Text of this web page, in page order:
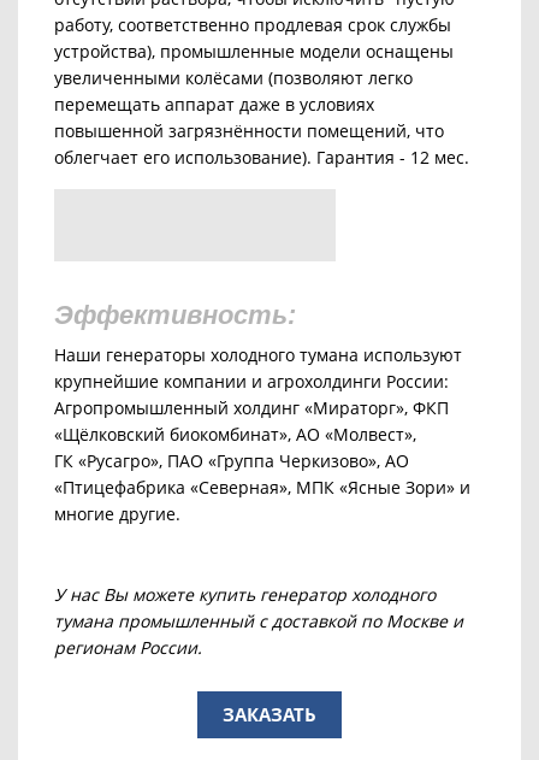
работу, соответственно продлевая срок службы
устройства), промышленные модели оснащены
увеличенными колёсами (позволяют легко
перемещать аппарат даже в условиях
повышенной загрязнённости помещений, что
облегчает его использование). Гарантия - 12 мес.
Эффективность:
Наши генераторы холодного тумана используют
крупнейшие компании и агрохолдинги России:
Агропромышленный холдинг «Мираторг», ФКП
«Щёлковский биокомбинат», АО «Молвест»,
ГК «Русагро», ПАО «Группа Черкизово», АО
«Птицефабрика «Северная», МПК «Ясные Зори» и
многие другие.
У нас Вы можете купить генератор холодного
тумана промышленный с доставкой по Москве и
регионам России.
ЗАКАЗАТЬ